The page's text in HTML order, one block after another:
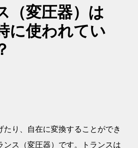
（変圧器）は
に使われてい
たり、自在に変換することができ
ンス（変圧器）です。トランスは